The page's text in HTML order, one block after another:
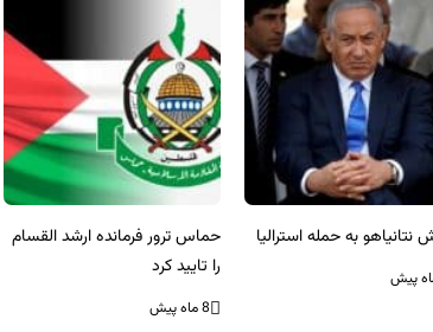
ترور فرمانده ارشد القسام
کرد
عراقچی: صلح و ثبات افغانستان
تنها از مسیر همگرایی منطقه‌ای
محقق می‌شود
8 ماه پیش